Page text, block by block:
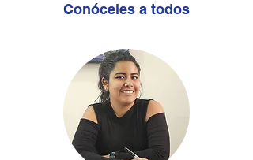
Conóceles a todos